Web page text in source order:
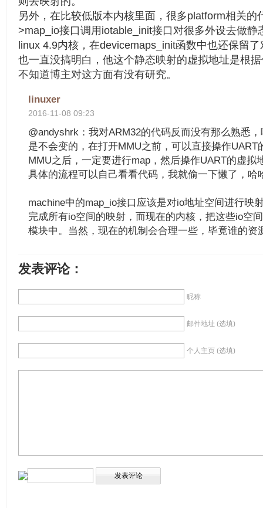
另外，在比较低版本内核里面，很多platform相关的
>map_io接口调用iotable_init接口对很多外设去做静
linux 4.9内核，在devicemaps_init函数中也还保留
也一直没搞明白，他这个静态映射的虚拟地址是根
不知道博主对这方面有没有研究。
linuxer
2016-11-08 09:23
@andyshrk：我对ARM32的代码反而没有那么熟悉
是不会变的，在打开MMU之前，可以直接操作UART
MMU之后，一定要进行map，然后操作UART的虚拟
具体的流程可以自己看看代码，我就偷一下懒了，哈
machine中的map_io接口应该是对io地址空间进行映
完成所有io空间的映射，而现在的内核，把这些io空
模块中。当然，现在的机制会合理一些，毕竟谁的资
发表评论：
昵称
邮件地址 (选填)
个人主页 (选填)